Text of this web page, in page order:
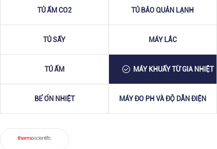
TỦ ẤM CO2 TỦ BẢO QUẢN LẠNH
TỦ SẤY MÁY LẮC
TỦ ẤM MÁY KHUẤY TỪ GIA NHIỆT
BỂ ỔN NHIỆT MÁY ĐO PH VÀ ĐỘ DẪN ĐIỆN